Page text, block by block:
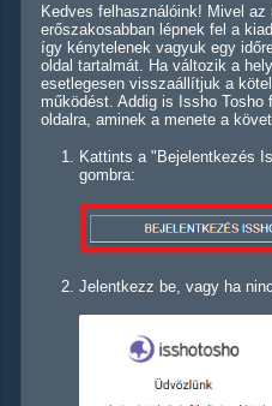
Kedves felhasználóink! Mivel az
erőszakosabban lépnek fel a
így kénytelenek vagyuk egy
oldal tartalmát. Ha változik a
esetlegesen visszaállítjuk a
működést. Addig is Issho Tosho
oldalra, aminek a menete a
Kattints a "Bejelentkezés
gombra:
Jelentkezz be, vagy ha